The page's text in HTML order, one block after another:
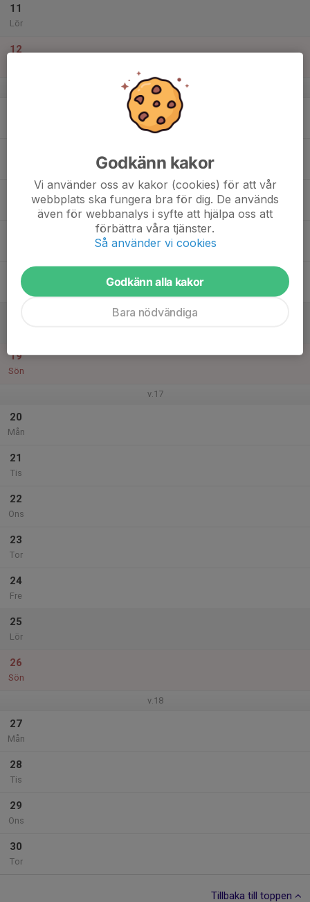
11
Lör
12
v.16
17
Fre
19
Sön
v.17
20
Mån
21
Tis
22
Ons
23
Tor
24
Fre
25
Lör
26
Sön
v.18
27
Mån
28
Tis
29
Ons
30
Tor
Tillbaka till toppen
Godkänn kakor
Vi använder oss av kakor (cookies) för att vår
webbplats ska fungera bra för dig. De används
även för webbanalys i syfte att hjälpa oss att
förbättra våra tjänster.
Så använder vi cookies
Godkänn alla kakor
Bara nödvändiga